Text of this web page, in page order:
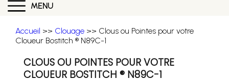
MENU
Accueil >> Clouage >> Clous ou Pointes pour votre
Cloueur Bostitch ® N89C-1
CLOUS OU POINTES POUR VOTRE
CLOUEUR BOSTITCH ® N89C-1